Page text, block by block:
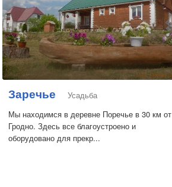
Заречье
Усадьба
Мы находимся в деревне Поречье в 30 км от
Гродно. Здесь все благоустроено и
оборудовано для прекр...